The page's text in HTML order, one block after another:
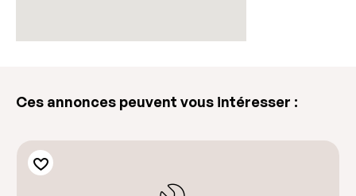
Ces annonces peuvent vous intéresser :